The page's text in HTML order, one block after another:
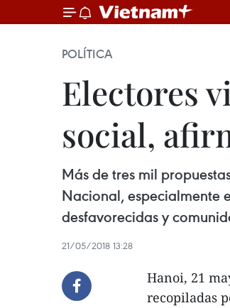
POLÍTICA
Electores
social,
Más de tres mil
Nacional, especialmente
desfavorecidas y
21/05/2018 13:28
Hanoi, 21
recopiladas